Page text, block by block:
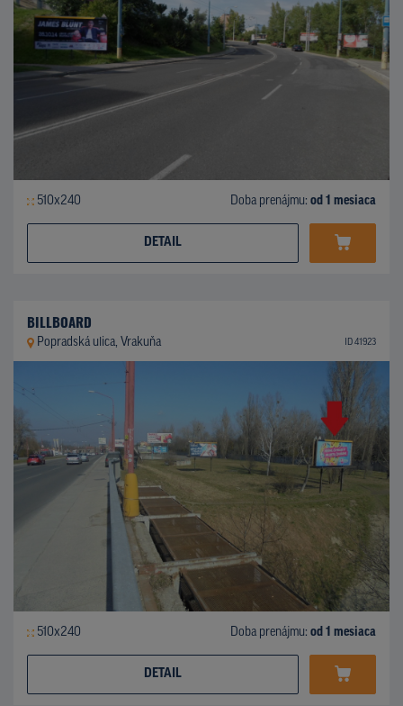
510x240 Doba prenájmu: od 1 mesiaca
DETAIL
BILLBOARD
Popradská ulica, Vrakuňa ID 41923
510x240 Doba prenájmu: od 1 mesiaca
DETAIL